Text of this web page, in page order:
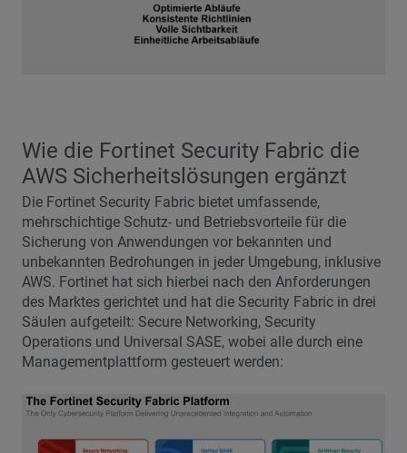
Wie die Fortinet Security Fabric die
AWS Sicherheitslösungen ergänzt
Die Fortinet Security Fabric bietet umfassende,
mehrschichtige Schutz- und Betriebsvorteile für die
Sicherung von Anwendungen vor bekannten und
unbekannten Bedrohungen in jeder Umgebung, inklusive
AWS. Fortinet hat sich hierbei nach den Anforderungen
des Marktes gerichtet und hat die Security Fabric in drei
Säulen aufgeteilt: Secure Networking, Security
Operations und Universal SASE, wobei alle durch eine
Managementplattform gesteuert werden: